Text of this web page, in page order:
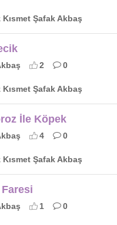
Kısmet Şafak Akbaş
2
0
Kısmet Şafak Akbaş
İle Köpek
4
0
Kısmet Şafak Akbaş
Faresi
1
0